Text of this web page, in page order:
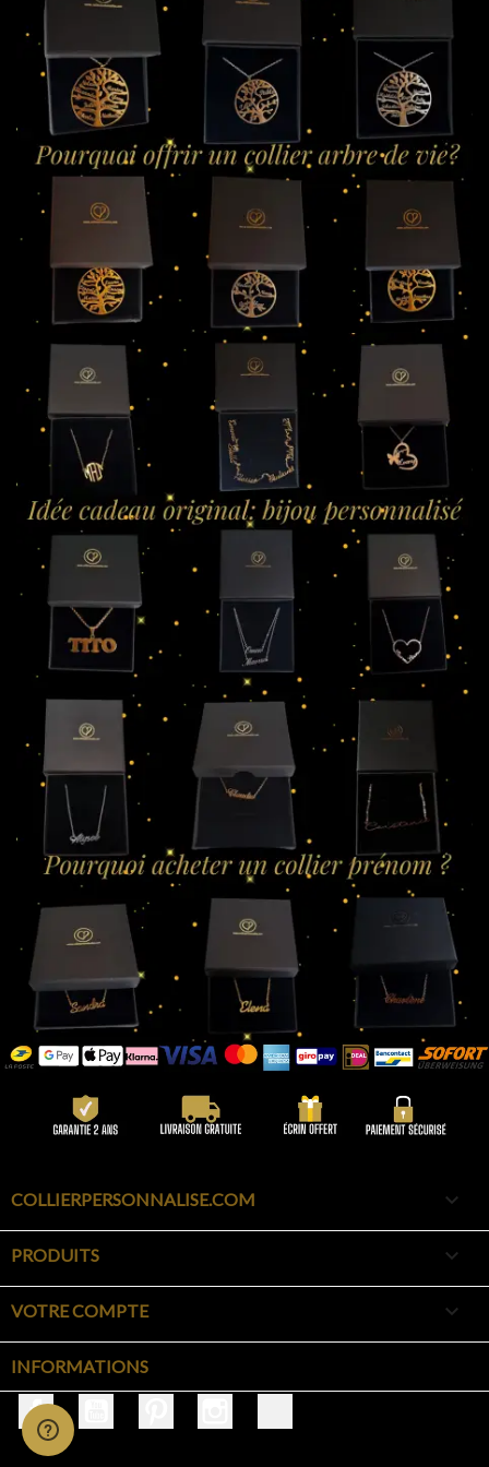
COLLIERPERSONNALISE.COM 
PRODUITS 
VOTRE COMPTE 
INFORMATIONS
Facebook